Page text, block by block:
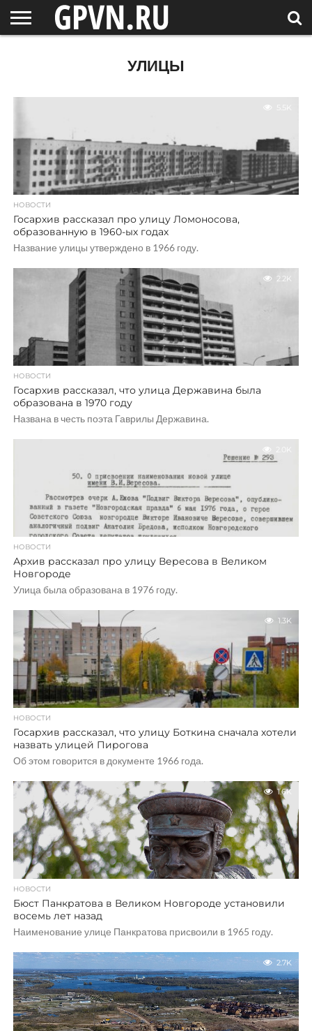
УЛИЦЫ
5.5K
НОВОСТИ
Госархив рассказал про улицу Ломоносова,
образованную в 1960-ых годах
Название улицы утверждено в 1966 году.
2.2K
НОВОСТИ
Госархив рассказал, что улица Державина была
образована в 1970 году
Названа в честь поэта Гаврилы Державина.
2.0K
НОВОСТИ
Архив рассказал про улицу Вересова в Великом
Новгороде
Улица была образована в 1976 году.
1.3K
НОВОСТИ
Госархив рассказал, что улицу Боткина сначала хотели
назвать улицей Пирогова
Об этом говорится в документе 1966 года.
1.6K
НОВОСТИ
Бюст Панкратова в Великом Новгороде установили
восемь лет назад
Наименование улице Панкратова присвоили в 1965 году.
2.7K